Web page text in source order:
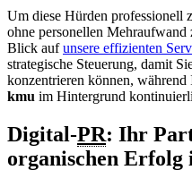
Um diese Hürden professionell
ohne personellen
Blick aufunsere effizienten
strategische Steuerung, damit
konzentrieren können, während
kmu im Hintergrund
Digital-PR: Ihr
organischen Erfolg